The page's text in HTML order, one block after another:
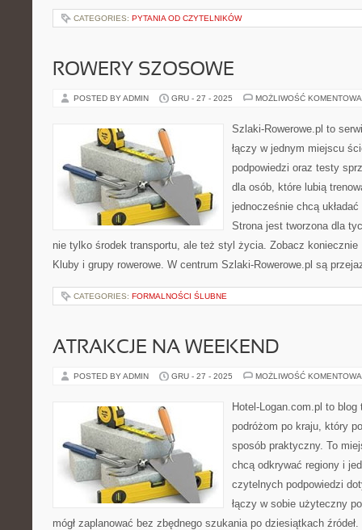
CATEGORIES: PYTANIA OD CZYTELNIKÓW
ROWERY SZOSOWE
POSTED BY ADMIN GRU - 27 - 2025 MOŻLIWOŚĆ
Szlaki-Rowerowe.pl to
łączy w jednym miejscu
podpowiedzi oraz testy
dla osób, które lubią
jednocześnie chcą
Strona jest tworzona dla
nie tylko środek transportu, ale też styl życia. Zobacz koniecznie
Kluby i grupy rowerowe. W centrum Szlaki-Rowerowe.pl są
CATEGORIES: FORMALNOŚCI ŚLUBNE
ATRAKCJE NA WEEKEND
POSTED BY ADMIN GRU - 27 - 2025 MOŻLIWOŚĆ
Hotel-Logan.com.pl to
podróżom po kraju, który
sposób praktyczny. To
chcą odkrywać regiony i
czytelnych podpowiedzi
łączy w sobie użyteczny
mógł zaplanować bez zbędnego szukania po dziesiątkach